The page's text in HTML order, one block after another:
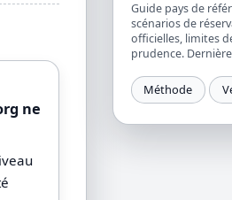
ne
Guide pays de
scénarios de
officielles, limites
prudence.
Méthode